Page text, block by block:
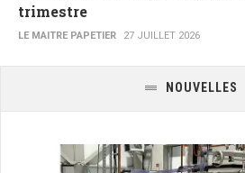
trimestre
LE MAITRE PAPETIER 27 JUILLET 2026
NOUVELLES